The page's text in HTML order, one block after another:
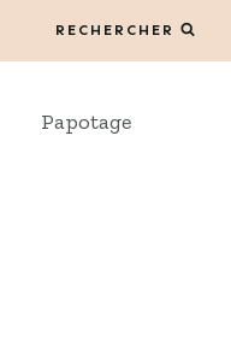
RECHERCHER
Papotage